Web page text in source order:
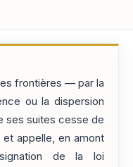
frontières — par la
ou la dispersion
ses suites cesse de
et appelle, en amont
de la loi